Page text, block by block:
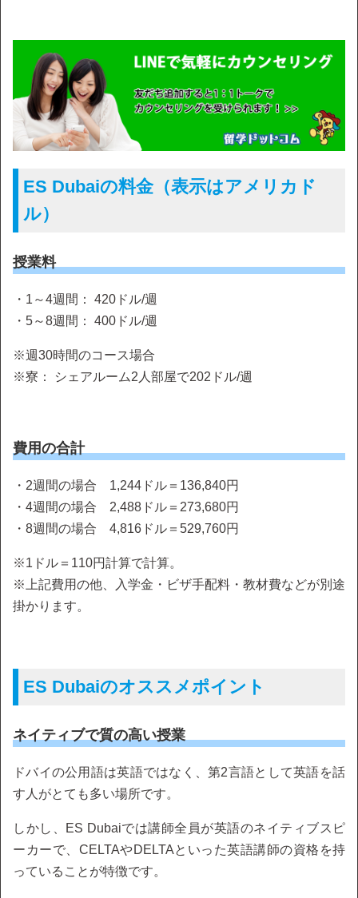
ES Dubaiの料金（表示はアメリカド
ル）
授業料
・1～4週間： 420ドル/週
・5～8週間： 400ドル/週
※週30時間のコース場合
※寮： シェアルーム2人部屋で202ドル/週
費用の合計
・2週間の場合 1,244ドル＝136,840円
・4週間の場合 2,488ドル＝273,680円
・8週間の場合 4,816ドル＝529,760円
※1ドル＝110円計算で計算。
※上記費用の他、入学金・ビザ手配料・教材費などが別途
掛かります。
ES Dubaiのオススメポイント
ネイティブで質の高い授業
ドバイの公用語は英語ではなく、第2言語として英語を話
す人がとても多い場所です。
しかし、ES Dubaiでは講師全員が英語のネイティブスピ
ーカーで、CELTAやDELTAといった英語講師の資格を持
っていることが特徴です。